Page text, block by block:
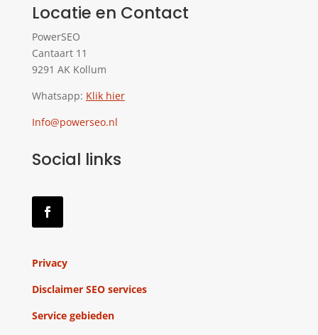
Locatie en Contact
PowerSEO
Cantaart 11
9291 AK Kollum
Whatsapp: Klik hier
Info@powerseo.nl
Social links
Privacy
Disclaimer SEO services
Service gebieden